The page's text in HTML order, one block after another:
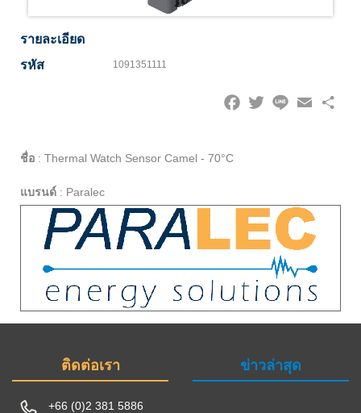
รายละเอียด
รหัส
1091351111
ชื่อ : Thermal Watch Sensor Camel - 70°C
แบรนด์ : Paralec
ติดต่อเรา
+66 (0)2 381 5886
ข่าวล่าสุด